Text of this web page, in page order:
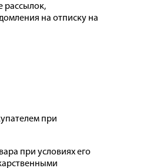
рассылок,
на отписку на
при
при условиях его